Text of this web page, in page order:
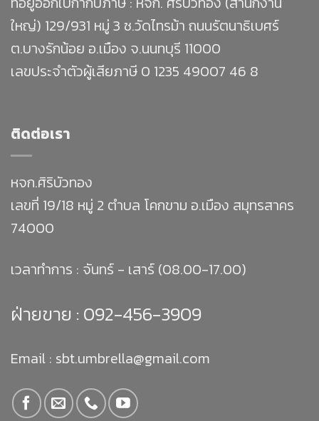
ใหญ่) 129/931 หมู่ 3 ซ.วัดไทรม้า ถนนรัตนาธิเบศร์
ต.บางรักน้อย อ.เมือง จ.นนทบุรี 11000
เลขประจำตัวผู้เสียภาษี 0 1235 49007 46 8
ติดต่อเรา
หจก.ศิริบัวทอง
เลขที่ 19/18 หมู่ 2 ตำบล โคกขาม อ.เมือง สมุทรสาคร
74000
เวลาทำการ : จันทร์ - เสาร์ (08.00-17.00)
ฝ่ายขาย : 092-456-3909
Email : sbt.umbrella@gmail.com